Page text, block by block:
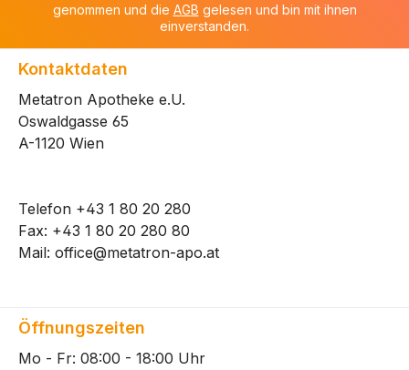
genommen und die AGB gelesen und bin mit ihnen
einverstanden.
Kontaktdaten
Metatron Apotheke e.U.
Oswaldgasse 65
A-1120 Wien
Telefon +43 1 80 20 280
Fax: +43 1 80 20 280 80
Mail: office@metatron-apo.at
Öffnungszeiten
Mo - Fr: 08:00 - 18:00 Uhr